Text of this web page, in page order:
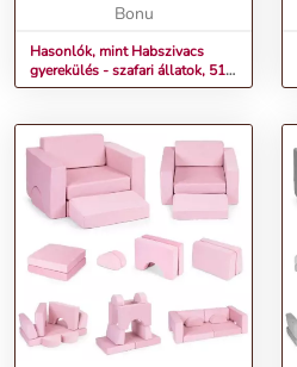
Bonu
Hasonlók, mint Habszivacs
gyerekülés - szafari állatok, 51 ×
33 × 42 cm